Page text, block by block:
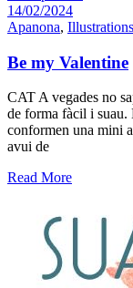
14/02/2024
Apanona, Illustrations
Be my Valentine
CAT A vegades no
de forma fàcil i suau.
conformen una mini
avui de
Read More